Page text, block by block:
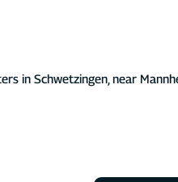
in Schwetzingen, near